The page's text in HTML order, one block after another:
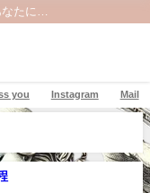
たに…
you Instagram Mail